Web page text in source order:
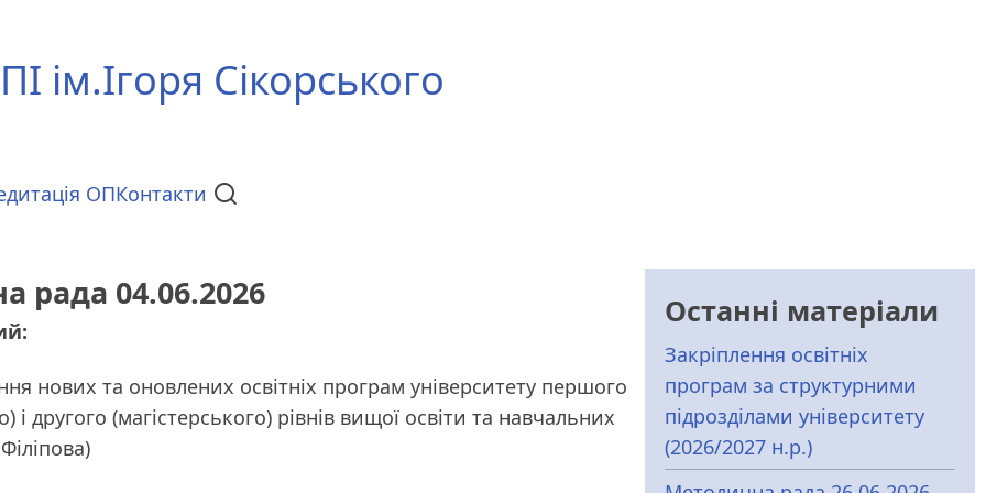
ім.Ігоря Сікорського
ОПКонтакти
рада 04.06.2026
нових та оновлених освітніх програм університету першого
і другого (магістерського) рівнів вищої освіти та навчальних
Останні матеріали
Закріплення освітніх
програм за структурними
підрозділами університету
(2026/2027 н.р.)